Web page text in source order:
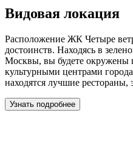
Видовая локация
Расположение ЖК Четыре
достоинств. Находясь в
Москвы, вы будете окружены
культурными центрами
находятся лучшие рестораны,
Узнать подробнее